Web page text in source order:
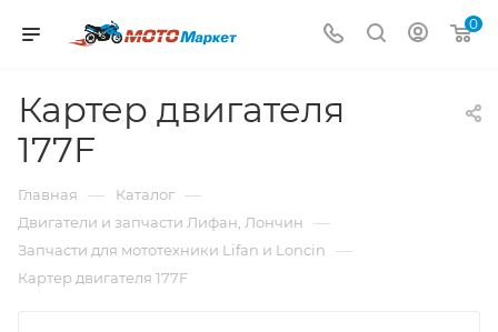
0
Картер двигателя
177F
Главная — Каталог —
Двигатели и запчасти Лифан, Лончин —
Запчасти для мототехники Lifan и Loncin —
Картер двигателя 177F